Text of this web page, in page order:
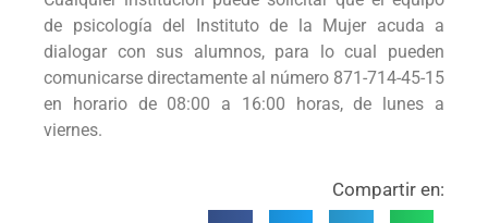
de psicología del Instituto de la Mujer acuda a
dialogar con sus alumnos, para lo cual pueden
comunicarse directamente al número 871-714-45-15
en horario de 08:00 a 16:00 horas, de lunes a
viernes.
Compartir en: